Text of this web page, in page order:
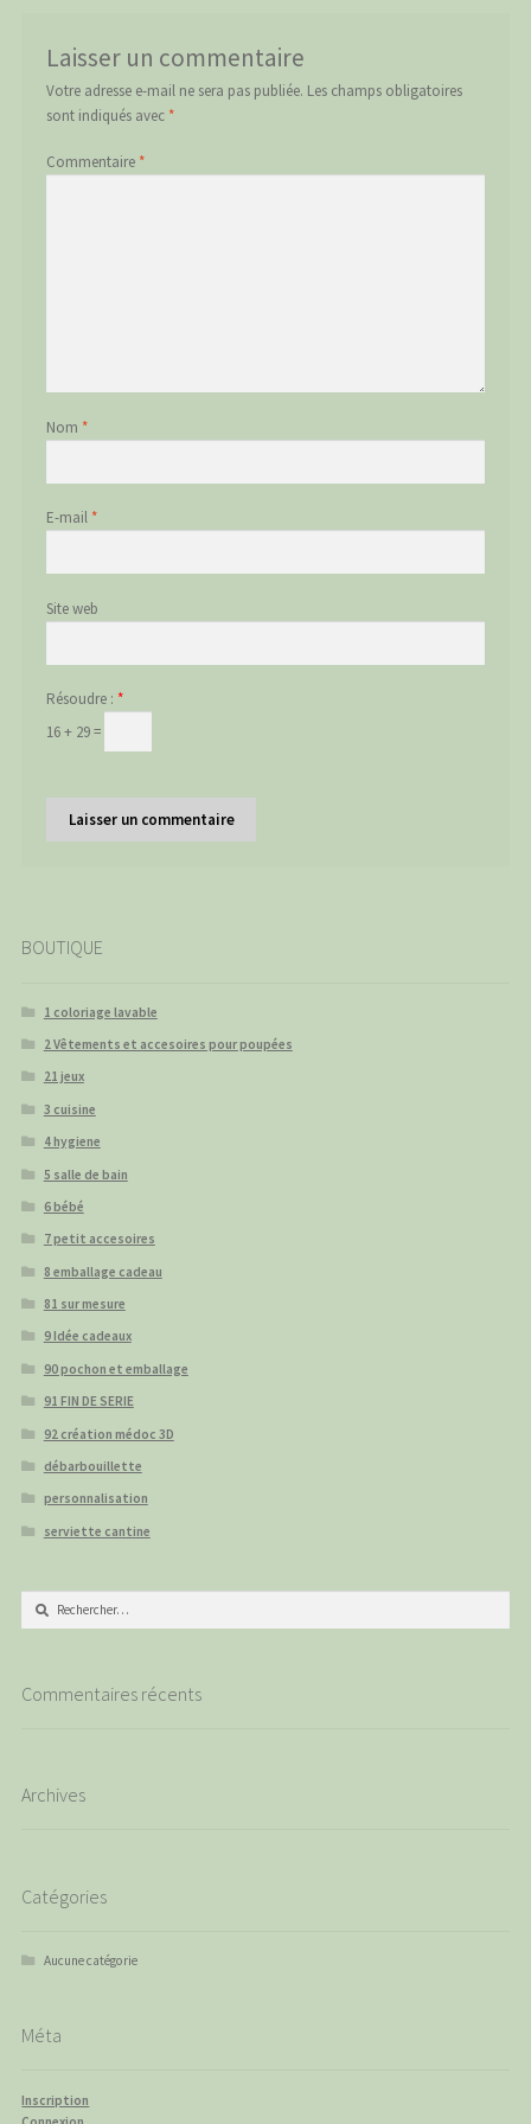
Laisser un commentaire
Votre adresse e-mail ne sera pas publiée. Les champs obligatoires
sont indiqués avec *
Commentaire *
Nom *
E-mail *
Site web
Résoudre : *
16 + 29 =
BOUTIQUE
1 coloriage lavable
2 Vêtements et accesoires pour poupées
21 jeux
3 cuisine
4 hygiene
5 salle de bain
6 bébé
7 petit accesoires
8 emballage cadeau
81 sur mesure
9 Idée cadeaux
90 pochon et emballage
91 FIN DE SERIE
92 création médoc 3D
débarbouillette
personnalisation
serviette cantine
Rechercher :
Commentaires récents
Archives
Catégories
Aucune catégorie
Méta
Inscription